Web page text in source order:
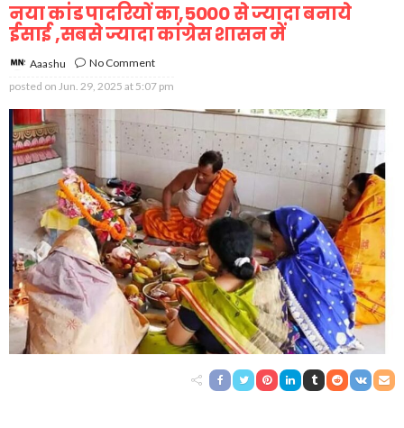
नया कांड पादरियों का,5000 से ज्यादा बनाये
ईसाई ,सबसे ज्यादा कांग्रेस शासन में
Aaashu
No Comment
posted on Jun. 29, 2025 at 5:07 pm